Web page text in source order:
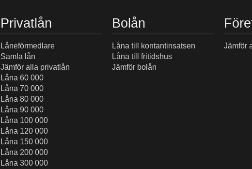
Privatlån
Låneförmedlare
Samla lån
Jämför alla privatlån
Låna 60 000
Låna 70 000
Låna 80 000
Låna 90 000
Låna 100 000
Låna 120 000
Låna 150 000
Låna 200 000
Låna 300 000
Bolån
Låna till kontantinsatsen
Låna till fritidshus
Jämför bolån
Jämför